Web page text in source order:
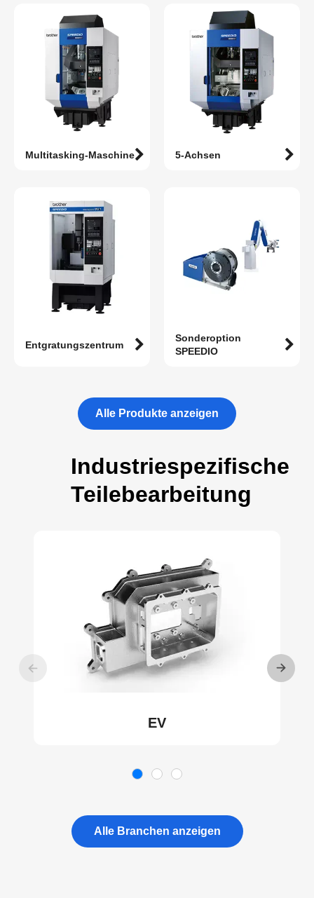
Multitasking-Maschine 5-Achsen
Entgratungszentrum
Sonderoption
SPEEDIO
Alle Produkte anzeigen
Industriespezifische
Teilebearbeitung
EV
Alle Branchen anzeigen